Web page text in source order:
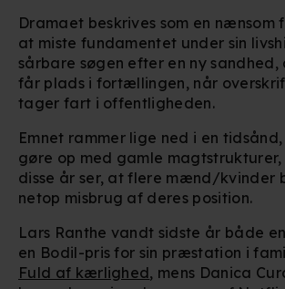
Dramaet beskrives som en
at miste fundamentet under sin
sårbare søgen efter en ny
får plads i fortællingen, når
tager fart i offentligheden.
Emnet rammer lige ned i en
gøre op med gamle magtstrukturer,
disse år ser, at flere mænd/kvinder
netop misbrug af deres position.
Lars Ranthe vandt sidste år både
en Bodil-pris for sin præstation i
Fuld af kærlighed, mens Danica